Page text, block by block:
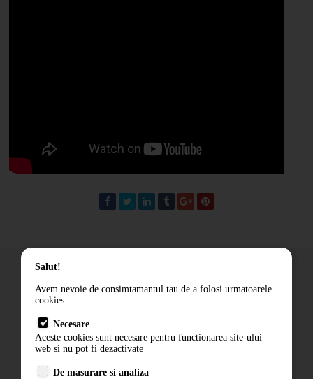
Cum comand
Livrare
Contact
Salut!
Avem nevoie de consimtamantul tau de a folosi urmatoarele
cookies:
Necesare
Aceste cookies sunt necesare pentru functionarea site-ului
web si nu pot fi dezactivate
De masurare si analiza